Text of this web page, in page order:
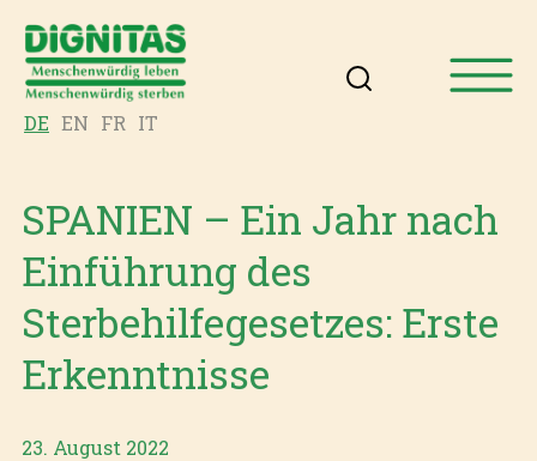
DE EN FR IT
SPANIEN – Ein Jahr nach
Einführung des
Sterbehilfegesetzes: Erste
Erkenntnisse
23. August 2022